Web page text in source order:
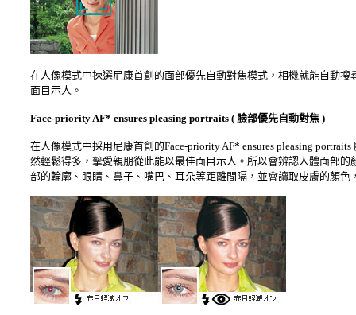
在人像模式中揀選尼康首創的面部優先自動對焦模式，相機就能自動
面目示人。
Face-priority AF* ensures pleasing portraits ( 臉部優先自動對焦 )
在人像模式中採用尼康首創的Face-priority AF* ensures pleasing portraits
然輕鬆得多，摯愛親朋從此能以最佳面目示人。所以會辨認人體面部
部的輪廓、眼睛、鼻子、嘴巴、耳朵等距離間隔，並會讀取皮膚的顏